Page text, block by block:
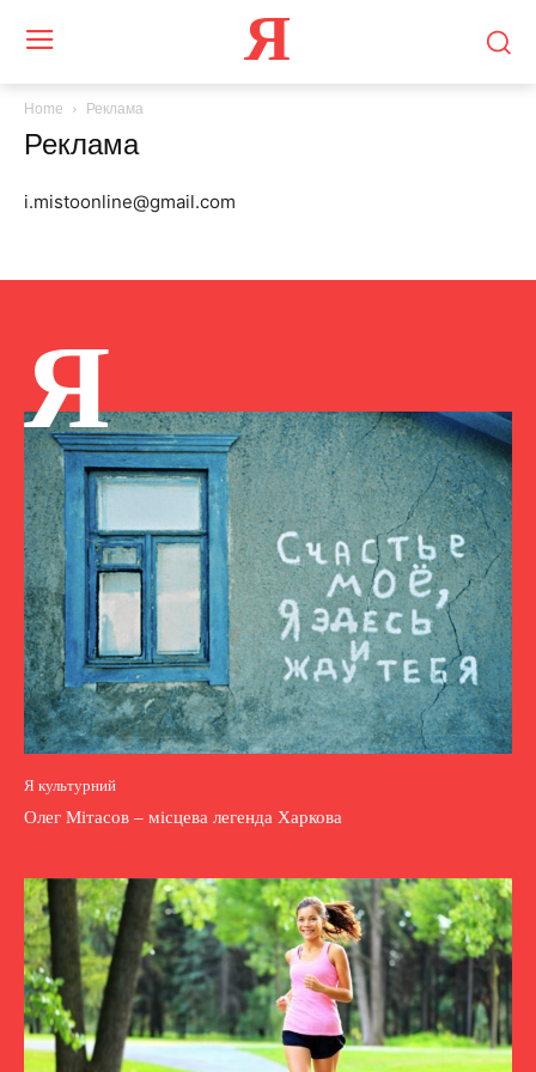
Я
Home Реклама
Реклама
i.mistoonline@gmail.com
Я
Я культурний
Олег Мітасов – місцева легенда Харкова